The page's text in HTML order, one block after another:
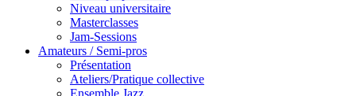
Niveau universitaire
Masterclasses
Jam-Sessions
Amateurs / Semi-pros
Présentation
Ateliers/Pratique collective
Ensemble Jazz